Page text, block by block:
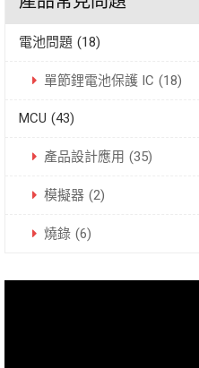
電池問題 (18)
單節鋰電池保護 IC (18)
MCU (43)
產品設計應用 (35)
模擬器 (2)
燒錄 (6)